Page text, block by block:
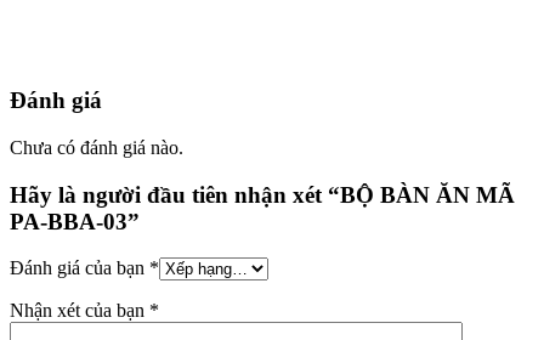
Đánh giá
Chưa có đánh giá nào.
Hãy là người đầu tiên nhận xét “BỘ BÀN ĂN MÃ
PA-BBA-03”
Đánh giá của bạn *
Nhận xét của bạn *